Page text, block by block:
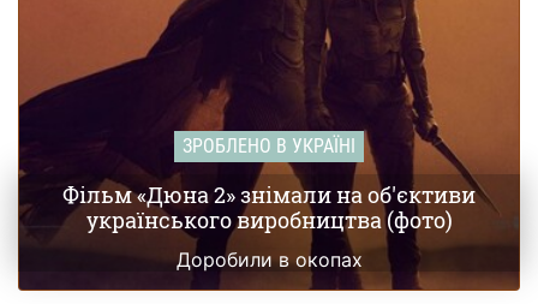
ЗРОБЛЕНО В УКРАЇНІ
Фільм «Дюна 2» знімали на об'єктиви
українського виробництва (фото)
Доробили в окопах